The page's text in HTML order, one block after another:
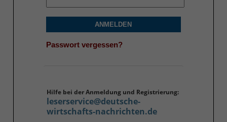
ANMELDEN
Passwort vergessen?
Hilfe bei der Anmeldung und Registrierung:
leserservice@deutsche-
wirtschafts-nachrichten.de